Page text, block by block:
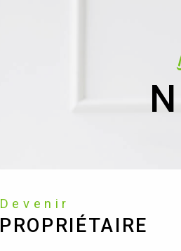
Devenir
PROPRIÉTAIRE